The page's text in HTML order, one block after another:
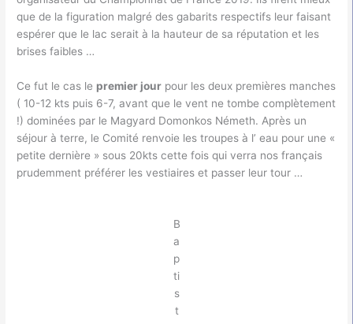
que de la figuration malgré des gabarits respectifs leur faisant
espérer que le lac serait à la hauteur de sa réputation et les
brises faibles …
Ce fut le cas le premier jour pour les deux premières manches
( 10-12 kts puis 6-7, avant que le vent ne tombe complètement
!) dominées par le Magyard Domonkos Németh. Après un
séjour à terre, le Comité renvoie les troupes à l’ eau pour une «
petite dernière » sous 20kts cette fois qui verra nos français
prudemment préférer les vestiaires et passer leur tour …
B
a
p
ti
s
t